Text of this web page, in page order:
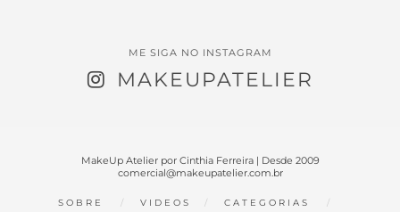
ME SIGA NO INSTAGRAM
MAKEUPATELIER
MakeUp Atelier por Cinthia Ferreira | Desde 2009
comercial@makeupatelier.com.br
SOBRE VIDEOS CATEGORIAS